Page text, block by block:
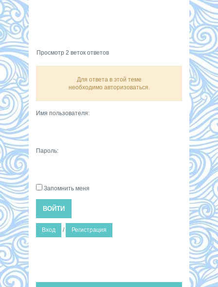
Просмотр 2 веток ответов
Для ответа в этой теме
необходимо авторизоваться.
Имя пользователя:
Пароль:
Запомнить меня
ВОЙТИ
Вход / Регистрация